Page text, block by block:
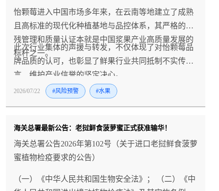
怡颗莓进入中国市场多年来，在云南等地建立了成熟
且高标准的现代化种植基地与品控体系，其严格的农
残管理和质量认证本就是中国浆果产业高质量发展的
标杆之一。
此次行业集体的声援与转发，不仅体现了对怡颗莓品
牌品质的认可，也彰显了鲜果行业共同抵制不实传
言、维护产业信誉的坚定决心。
2026/07/22 #风险预警 #水果
海关总署最新公告：老挝鲜食菠萝蜜正式获准输华！
海关总署公告2026年第102号（关于进口老挝鲜食菠萝
蜜植物检疫要求的公告）
（一）《中华人民共和国生物安全法》； （二）《中